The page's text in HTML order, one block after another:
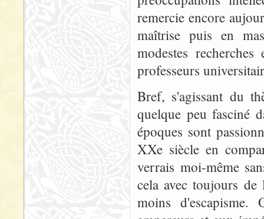
remercie encore
maîtrise puis en
modestes
professeurs
Bref, s'agissant du
quelque peu fasciné
époques sont
XXe siècle en
verrais moi-même
cela avec toujours de
moins